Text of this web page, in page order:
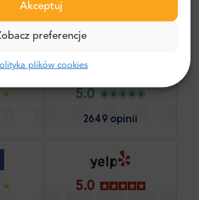
Akceptuj
preferencje
plików cookies
ponad milion klientów!
5.0
2649 opinii
5.0